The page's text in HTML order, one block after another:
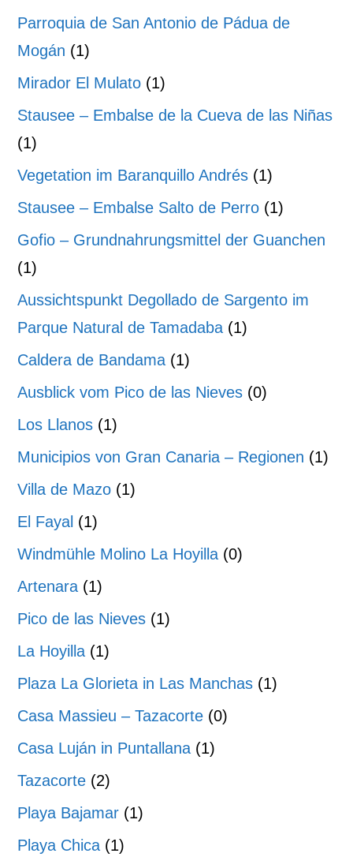
Parroquia de San Antonio de Pádua de
Mogán (1)
Mirador El Mulato (1)
Stausee – Embalse de la Cueva de las Niñas
(1)
Vegetation im Baranquillo Andrés (1)
Stausee – Embalse Salto de Perro (1)
Gofio – Grundnahrungsmittel der Guanchen
(1)
Aussichtspunkt Degollado de Sargento im
Parque Natural de Tamadaba (1)
Caldera de Bandama (1)
Ausblick vom Pico de las Nieves (0)
Los Llanos (1)
Municipios von Gran Canaria – Regionen (1)
Villa de Mazo (1)
El Fayal (1)
Windmühle Molino La Hoyilla (0)
Artenara (1)
Pico de las Nieves (1)
La Hoyilla (1)
Plaza La Glorieta in Las Manchas (1)
Casa Massieu – Tazacorte (0)
Casa Luján in Puntallana (1)
Tazacorte (2)
Playa Bajamar (1)
Playa Chica (1)